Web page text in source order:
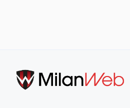
contenuto